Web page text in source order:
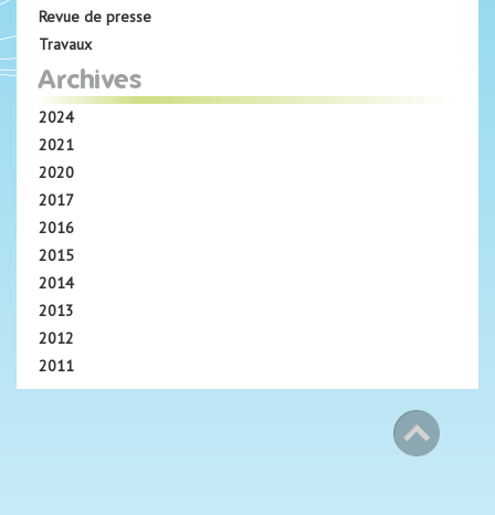
Revue de presse
Travaux
Archives
2024
2021
2020
2017
2016
2015
2014
2013
2012
2011